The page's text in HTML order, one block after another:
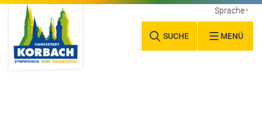
SUCHE MENÜ
Sprache